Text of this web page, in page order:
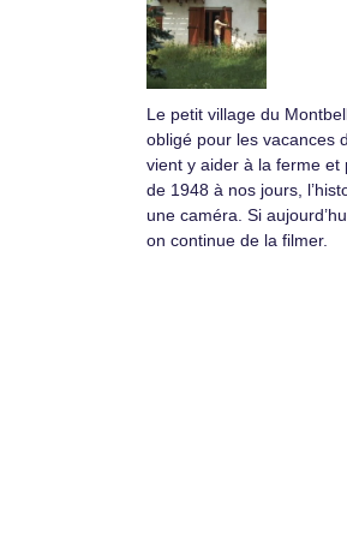
Le petit village du
obligé pour les vacances
vient y aider à la ferme
de 1948 à nos jours,
une caméra. Si
on continue de la filmer.